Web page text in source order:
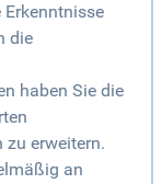
die
haben Sie die
zu erweitern.
an